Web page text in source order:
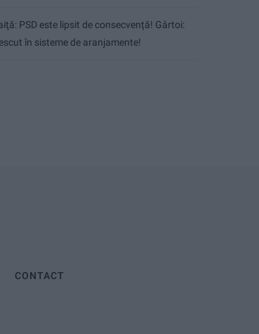
PSD este lipsit de consecvență! Gârtoi:
în sisteme de aranjamente!
CONTACT